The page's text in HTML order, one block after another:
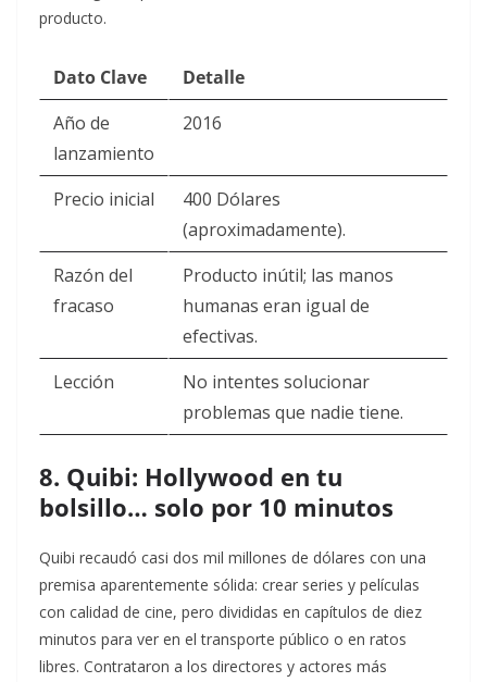
producto.
Dato Clave
Detalle
Año de
lanzamiento
2016
Precio inicial
400 Dólares
(aproximadamente).
Razón del
fracaso
Producto inútil; las manos
humanas eran igual de
efectivas.
Lección
No intentes solucionar
problemas que nadie tiene.
8. Quibi: Hollywood en tu
bolsillo… solo por 10 minutos
Quibi recaudó casi dos mil millones de dólares con una
premisa aparentemente sólida: crear series y películas
con calidad de cine, pero divididas en capítulos de diez
minutos para ver en el transporte público o en ratos
libres. Contrataron a los directores y actores más